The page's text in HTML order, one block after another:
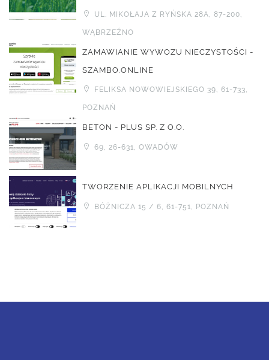
UL. MIKOŁAJA Z RYŃSKA 28A, 87-200,
WĄBRZEŹNO
ZAMAWIANIE WYWOZU NIECZYSTOŚCI -
SZAMBO.ONLINE
FELIKSA NOWOWIEJSKIEGO 39, 61-733,
POZNAŃ
BETON - PLUS SP. Z O.O.
69, 26-631, OWADÓW
TWORZENIE APLIKACJI MOBILNYCH
BÓŻNICZA 15 / 6, 61-751, POZNAŃ